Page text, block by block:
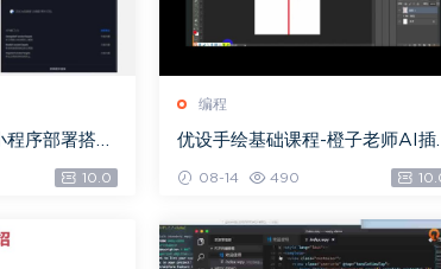
程序部署搭
10.0
编程
优设手绘基础课程-橙子老师AI插
08-14 490